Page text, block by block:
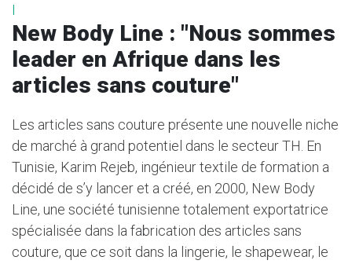
I
New Body Line : "Nous sommes
leader en Afrique dans les
articles sans couture"
Les articles sans couture présente une nouvelle niche
de marché à grand potentiel dans le secteur TH. En
Tunisie, Karim Rejeb, ingénieur textile de formation a
décidé de s’y lancer et a créé, en 2000, New Body
Line, une société tunisienne totalement exportatrice
spécialisée dans la fabrication des articles sans
couture, que ce soit dans la lingerie, le shapewear, le